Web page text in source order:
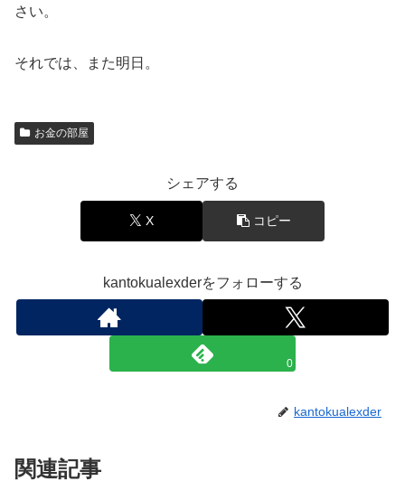
さい。
それでは、また明日。
お金の部屋
シェアする
X コピー
kantokualexderをフォローする
0
kantokualexder
関連記事